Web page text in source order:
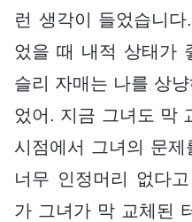
런 생각이 들었습니
었을 때 내적 상태가
슬리 자매는 나를 상
었어. 지금 그녀도 막
시점에서 그녀의 문
너무 인정머리 없다
가 그녀가 막 교체된